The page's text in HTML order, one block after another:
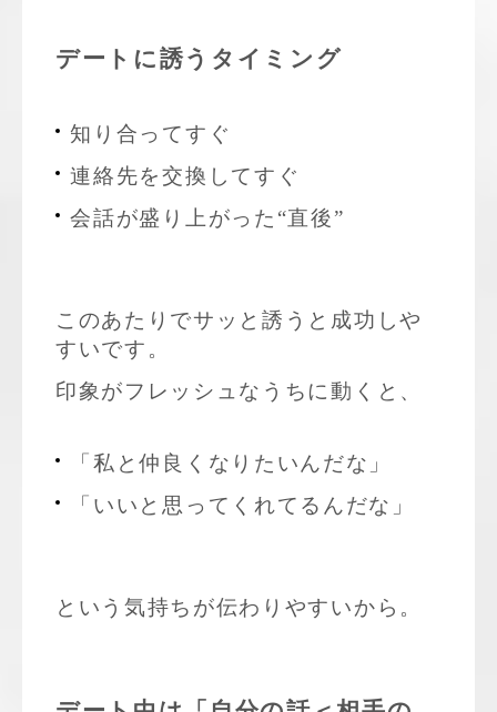
デートに誘うタイミング
知り合ってすぐ
連絡先を交換してすぐ
会話が盛り上がった“直後”
このあたりでサッと誘うと成功しや
すいです。
印象がフレッシュなうちに動くと、
「私と仲良くなりたいんだな」
「いいと思ってくれてるんだな」
という気持ちが伝わりやすいから。